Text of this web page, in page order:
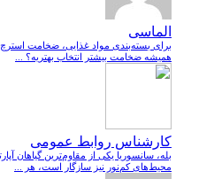
الماسی
برای بسته‌بندی مواد غذایی، ضخامت استرچ
همیشه ضخامت بیشتر انتخاب بهتریه؟ ...
کارشناس روابط عمومی
بله، سانسوریا یکی از مقاوم‌ترین گیاهان
محیط‌های کم‌نور نیز سازگار است، هر ...